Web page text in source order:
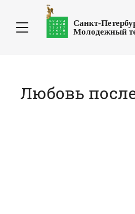
Санкт-
Молодежный
Любовь